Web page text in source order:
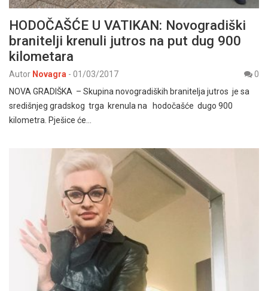
HODOČAŠĆE U VATIKAN: Novogradiški
branitelji krenuli jutros na put dug 900
kilometara
Autor Novagra - 01/03/2017
0
NOVA GRADIŠKA – Skupina novogradiških branitelja jutros je sa
središnjeg gradskog trga krenula na hodočašće dugo 900
kilometra. Pješice će…